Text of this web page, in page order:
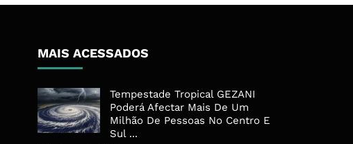
MAIS ACESSADOS
Tempestade Tropical GEZANI
Poderá Afectar Mais De Um
Milhão De Pessoas No Centro E
Sul ...